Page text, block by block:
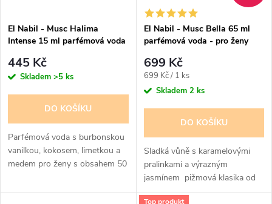
El Nabil - Musc Halima
Intense 15 ml parfémová voda
445 Kč
Skladem >5 ks
DO KOŠÍKU
Parfémová voda s burbonskou
vanilkou, kokosem, limetkou a
medem pro ženy s obsahem 50
El Nabil - Musc Bella 65 ml
parfémová voda - pro ženy
699 Kč
Měrná
cena:
699 Kč / 1 ks
Skladem 2 ks
DO KOŠÍKU
Sladká vůně s karamelovými
pralinkami a výrazným
jasmínem pižmová klasika od
značky, vhodná pro den i večer
Top produkt